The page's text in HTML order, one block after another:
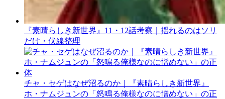
『素晴らしき新世界』11・12話考察｜揺れるのはソリ
だけ・伏線整理
チャ・セゲはなぜ沼るのか｜『素晴らしき新世界』
ホ・ナムジュンの「怒鳴る俺様なのに憎めない」の正